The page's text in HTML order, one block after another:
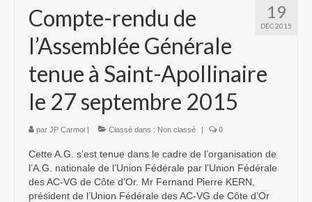
19
DÉC 2015
Compte-rendu de
l’Assemblée Générale
tenue à Saint-Apollinaire
le 27 septembre 2015
par JP Carmoi | Classé dans : Non classé | 0
Cette A.G. s’est tenue dans le cadre de l’organisation de
l’A.G. nationale de l’Union Fédérale par l’Union Fédérale
des AC-VG de Côte d’Or. Mr Fernand Pierre KERN,
président de l’Union Fédérale des AC-VG de Côte d’Or